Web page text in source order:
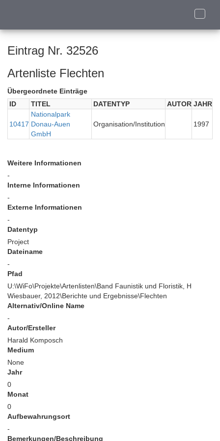
Toggle
Eintrag Nr. 32526
Artenliste Flechten
Übergeordnete Einträge
ID
TITEL DATENTYP AUTOR JAHR
10417
Nationalpark
Donau-Auen
GmbH
Organisation/Institution 1997
Weitere Informationen
-
Interne Informationen
-
Externe Informationen
-
Datentyp
Project
Dateiname
-
Pfad
U:\WiFo\Projekte\Artenlisten\Band Faunistik und Floristik, H
Wiesbauer, 2012\Berichte und Ergebnisse\Flechten
Alternativ/Online Name
-
Autor/Ersteller
Harald Komposch
Medium
None
Jahr
0
Monat
0
Aufbewahrungsort
-
Bemerkungen/Beschreibung